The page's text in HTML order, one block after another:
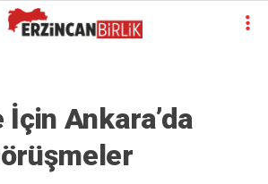
Ankara’da